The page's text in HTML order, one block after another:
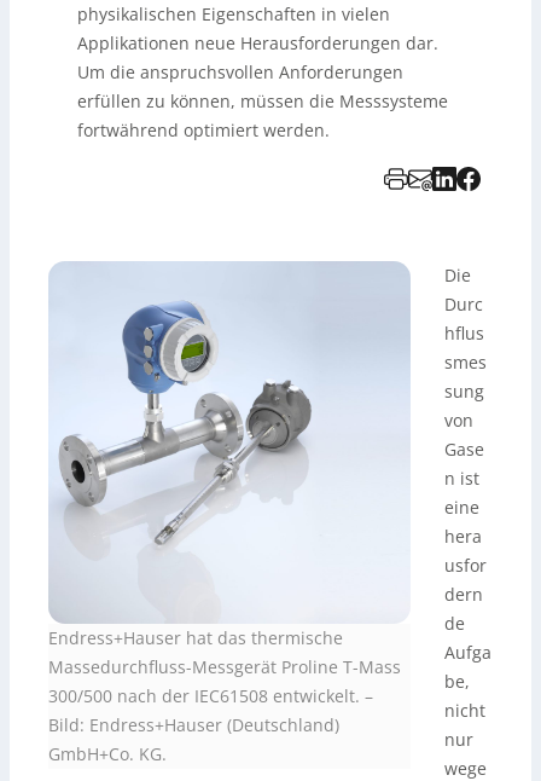
physikalischen Eigenschaften in vielen
Applikationen neue Herausforderungen dar.
Um die anspruchsvollen Anforderungen
erfüllen zu können, müssen die Messsysteme
fortwährend optimiert werden.
Endress+Hauser hat das thermische
Massedurchfluss-Messgerät Proline T-Mass
300/500 nach der IEC61508 entwickelt. –
Bild: Endress+Hauser (Deutschland)
GmbH+Co. KG.
Die
Durc
hflus
smes
sung
von
Gase
n ist
eine
hera
usfor
dern
de
Aufga
be,
nicht
nur
wege